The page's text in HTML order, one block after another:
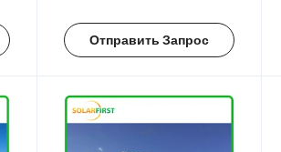
Отправить Запрос